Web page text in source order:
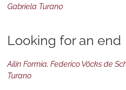
Gabriela Turano
Looking for an end
Ailín Formia, Federico Vöcks de
Turano